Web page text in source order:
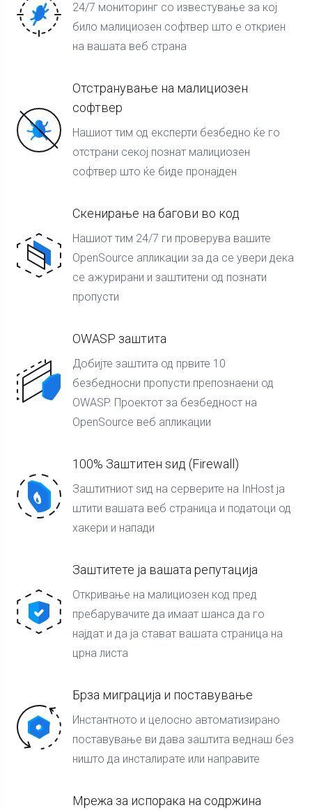
24/7 мониторинг со известување за кој
било малициозен софтвер што е откриен
на вашата веб страна
Отстранување на малициозен
софтвер
Нашиот тим од експерти безбедно ќе го
отстрани секој познат малициозен
софтвер што ќе биде пронајден
Скенирање на багови во код
Нашиот тим 24/7 ги проверува вашите
OpenSource апликации за да се увери дека
се ажурирани и заштитени од познати
пропусти
OWASP заштита
Добијте заштита од првите 10
безбедносни пропусти препознаени од
OWASP. Проектот за безбедност на
OpenSource веб апликации
100% Заштитен ѕид (Firewall)
Заштитниот ѕид на серверите на InHost ја
штити вашата веб страница и податоци од
хакери и напади
Заштитете ја вашата репутација
Откривање на малициозен код пред
пребарувачите да имаат шанса да го
најдат и да ја стават вашата страница на
црна листа
Брза миграција и поставување
Инстантното и целосно автоматизирано
поставување ви дава заштита веднаш без
ништо да инсталирате или направите
Мрежа за испорака на содржина